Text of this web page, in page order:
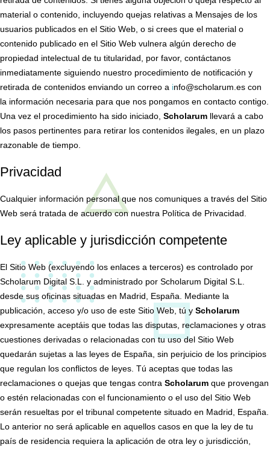
material o contenido, incluyendo quejas relativas a Mensajes de los
usuarios publicados en el Sitio Web, o si crees que el material o
contenido publicado en el Sitio Web vulnera algún derecho de
propiedad intelectual de tu titularidad, por favor, contáctanos
inmediatamente siguiendo nuestro procedimiento de notificación y
retirada de contenidos enviando un correo a info@scholarum.es con
la información necesaria para que nos pongamos en contacto contigo.
Una vez el procedimiento ha sido iniciado, Scholarum llevará a cabo
los pasos pertinentes para retirar los contenidos ilegales, en un plazo
razonable de tiempo.
Privacidad
Cualquier información personal que nos comuniques a través del Sitio
Web será tratada de acuerdo con nuestra Política de Privacidad.
Ley aplicable y jurisdicción competente
El Sitio Web (excluyendo los enlaces a terceros) es controlado por
Scholarum Digital S.L. y administrado por Scholarum Digital S.L.
desde sus oficinas situadas en Madrid, España. Mediante la
publicación, acceso y/o uso de este Sitio Web, tú y Scholarum
expresamente aceptáis que todas las disputas, reclamaciones y otras
cuestiones derivadas o relacionadas con tu uso del Sitio Web
quedarán sujetas a las leyes de España, sin perjuicio de los principios
que regulan los conflictos de leyes. Tú aceptas que todas las
reclamaciones o quejas que tengas contra Scholarum que provengan
o estén relacionadas con el funcionamiento o el uso del Sitio Web
serán resueltas por el tribunal competente situado en Madrid, España.
Lo anterior no será aplicable en aquellos casos en que la ley de tu
país de residencia requiera la aplicación de otra ley o jurisdicción,